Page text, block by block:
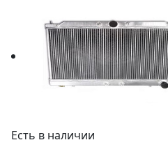
Есть в наличии